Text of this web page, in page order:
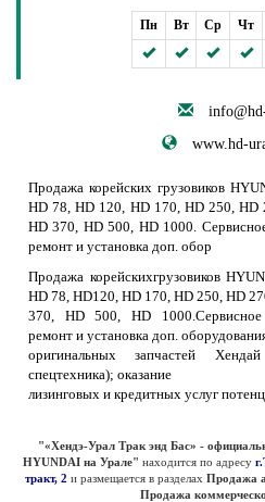
Пн Вт Ср Чт
www.hd-
Продажа корейских грузовиков
HD 78, HD 120, HD 170, HD 250,
HD 370, HD 500, HD 1000.
ремонт и установка доп. обор
Продажа корейскихгрузовиков
HD 78, HD120, HD 170, HD 250, HD
370, HD 500, HD 1000.Сервисное
ремонт и установка доп.
оригинальных запчастей
спецтехника); оказание
лизинговых и кредитных услуг
"«Хендэ-Урал Трак энд Бас» -
HYUNDAI на Урале" находится по адресу
тракт, 2 и размещается в разделах Продажа
Продажа